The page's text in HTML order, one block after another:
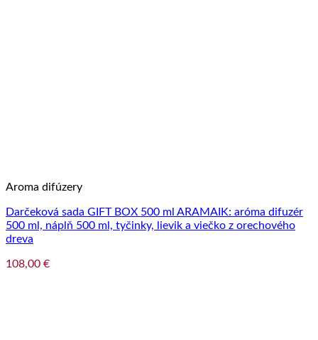
Aroma difúzery
Darčeková sada GIFT BOX 500 ml ARAMAIK: aróma difuzér
500 ml, náplň 500 ml, tyčinky, lievik a viečko z orechového
dreva
108,00 €